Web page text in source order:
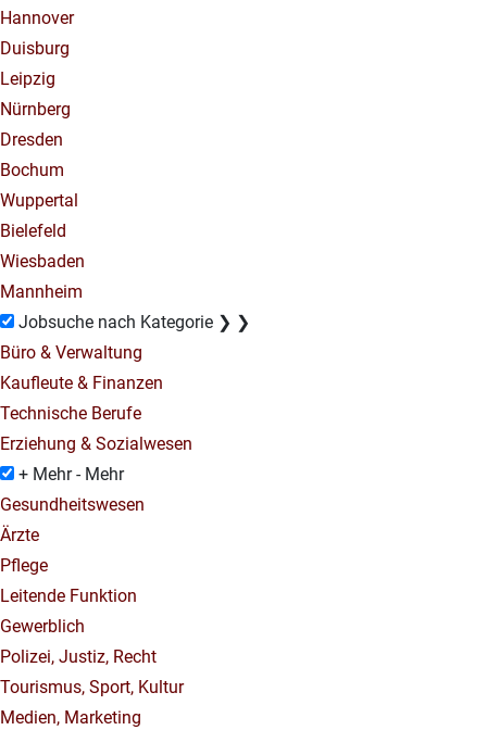
Hannover
Duisburg
Leipzig
Nürnberg
Dresden
Bochum
Wuppertal
Bielefeld
Wiesbaden
Mannheim
Jobsuche nach Kategorie ❯ ❯
Büro & Verwaltung
Kaufleute & Finanzen
Technische Berufe
Erziehung & Sozialwesen
+ Mehr - Mehr
Gesundheitswesen
Ärzte
Pflege
Leitende Funktion
Gewerblich
Polizei, Justiz, Recht
Tourismus, Sport, Kultur
Medien, Marketing